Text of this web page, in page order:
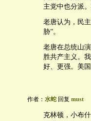
主党中也分派
老唐认为，民
胁”。
老唐在总统山
胜共产主义。
好、更强。美
作者： 水蛇 回复 must
克林顿，小布